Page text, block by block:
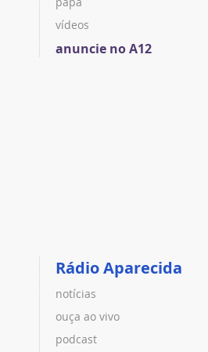
vídeos
anuncie no A12
Rádio Aparecida
notícias
ouça ao vivo
podcast